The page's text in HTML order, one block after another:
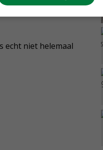
landschap dan een
echt niet helemaal